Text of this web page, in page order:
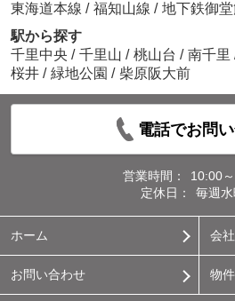
東海道本線 / 福知山線 / 地下鉄御
駅から探す
千里中央 / 千里山 / 桃山台 / 南千里
桜井 / 緑地公園 / 柴原阪大前
電話でお問
営業時間：
10:00
定休日：
毎週水
ホーム 会
お問い合わせ 物